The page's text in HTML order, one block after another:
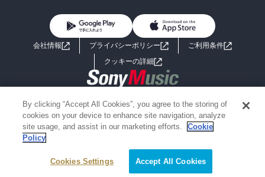
ライトノベル 男子向けラノベ
小説
海外小説
ミステリー SF
歴史・時代小説
グラビア写真集
よくあるご質問 お問い合わせ
会社情報 プライバシーポリシー
ご利用条件
クッキーの詳細
Copyright 2017 - 2026 Sony Music Entertainment(Japan) Inc.
Information on the site is for the Japan domestic market only
powered by
By clicking “Accept All Cookies”, you agree to the storing of
cookies on your device to enhance site navigation, analyze
site usage, and assist in our marketing efforts.
Cookie
Policy
Cookies Settings Accept All Cookies